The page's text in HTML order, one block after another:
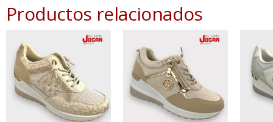
Productos relacionados